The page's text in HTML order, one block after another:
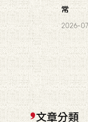
常
2026-
文章分類